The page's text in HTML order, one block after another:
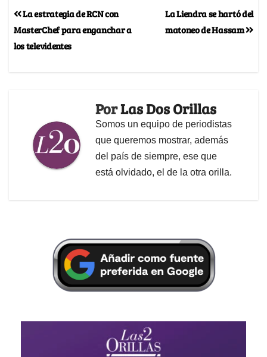
La Liendra se hartó del
matoneo de Hassam
La estrategia de RCN con
MasterChef para enganchar a
los televidentes
PorLas Dos Orillas
Somos un equipo de periodistas
que queremos mostrar, además
del país de siempre, ese que
está olvidado, el de la otra orilla.